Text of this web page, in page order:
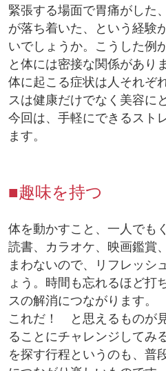
緊張する場面で胃痛がした
が落ち着いた、という経験
いでしょうか。こうした例
と体には密接な関係があり
体に起こる症状は人それぞ
スは健康だけでなく美容に
今回は、手軽にできるスト
ます。
■趣味を持つ
体を動かすこと、一人でも
読書、カラオケ、映画鑑賞
まわないので、リフレッシ
ょう。時間も忘れるほど打
スの解消につながります。
これだ！ と思えるものが
ることにチャレンジしてみ
を探す行程というのも、普